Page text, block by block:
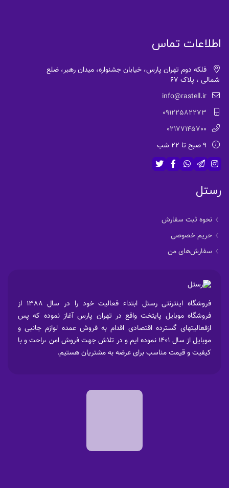
اطلاعات تماس
فلکه دوم تهران پارس، خیابان جشنواره، میدان رهبر، ضلع
شمالی ، پلاک 67
info@rastell.ir
09122582273
02177145700
9 صبح تا 22 شب
رستل
نحوه ثبت سفارش
حریم خصوصی
سفارش‌های من
فروشگاه اینترنتی رستل ابتداء فعالیت خود را در سال 1388 از
فروشگاه موبایل پایتخت واقع در تهران پارس آغاز نموده که پس
ازفعالیتهای گسترده اقتصادی اقدام به فروش عمده لوازم جانبی و
موبایل از سال 1401 نموده ایم و در تلاش جهت فروش امن ،راحت و با
کیفیت و قیمت مناسب برای عرضه به مشتریان هستیم.